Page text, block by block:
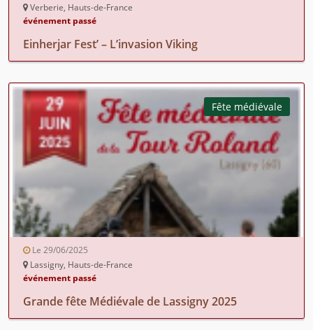
Verberie, Hauts-de-France
événement passé
Einherjar Fest’ – L’invasion Viking
Fête médiévale
Le 29/06/2025
Lassigny, Hauts-de-France
événement passé
Grande fête Médiévale de Lassigny 2025